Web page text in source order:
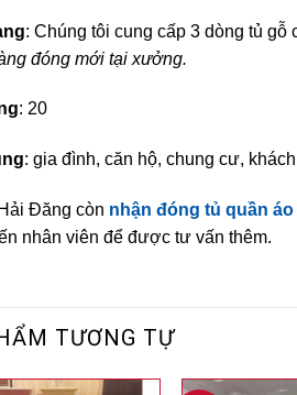
: Chúng tôi cung cấp 3 dòng tủ gỗ
đóng mới tại xưởng.
: 20
: gia đình, căn hộ, chung cư,
Đăng còn nhận đóng tủ quần
nhân viên để được tư vấn thêm.
TƯƠNG TỰ